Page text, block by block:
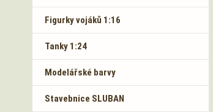
Figurky vojáků 1:16
Tanky 1:24
Modelářské barvy
Stavebnice SLUBAN